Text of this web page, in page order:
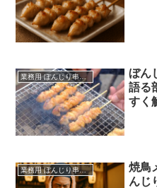
業務用 ぼんじり串（仕入れ・卸）
ぼん
語る
すく
業務用 ぼんじり串（仕入れ・卸）
焼鳥
んじ